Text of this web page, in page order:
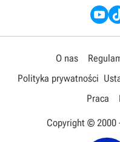
O nas
Polityka prywatności
Praca
Copyright © 2000